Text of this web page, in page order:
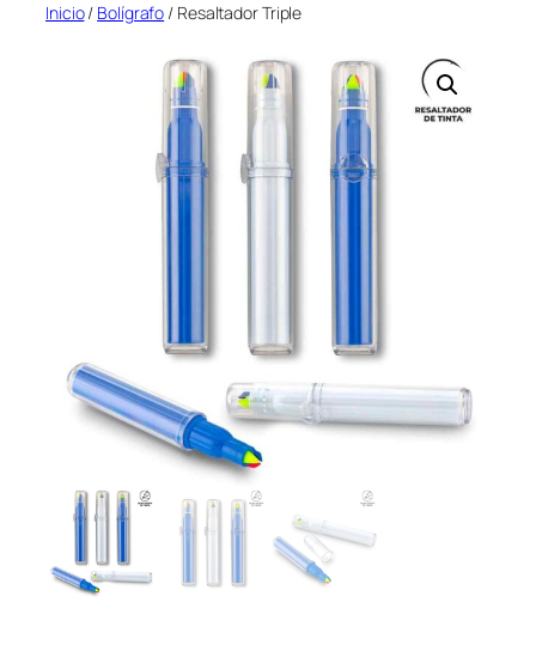
Inicio/ Bolígrafo / Resaltador Triple